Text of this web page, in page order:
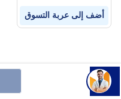
أضف إلى عربة التسوق